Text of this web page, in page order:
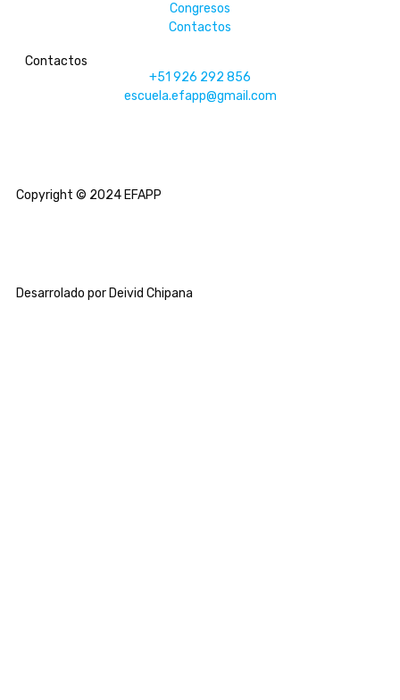
Congresos
Contactos
Contactos
+51 926 292 856
escuela.efapp@gmail.com
Copyright © 2024 EFAPP
Desarrolado por Deivid Chipana